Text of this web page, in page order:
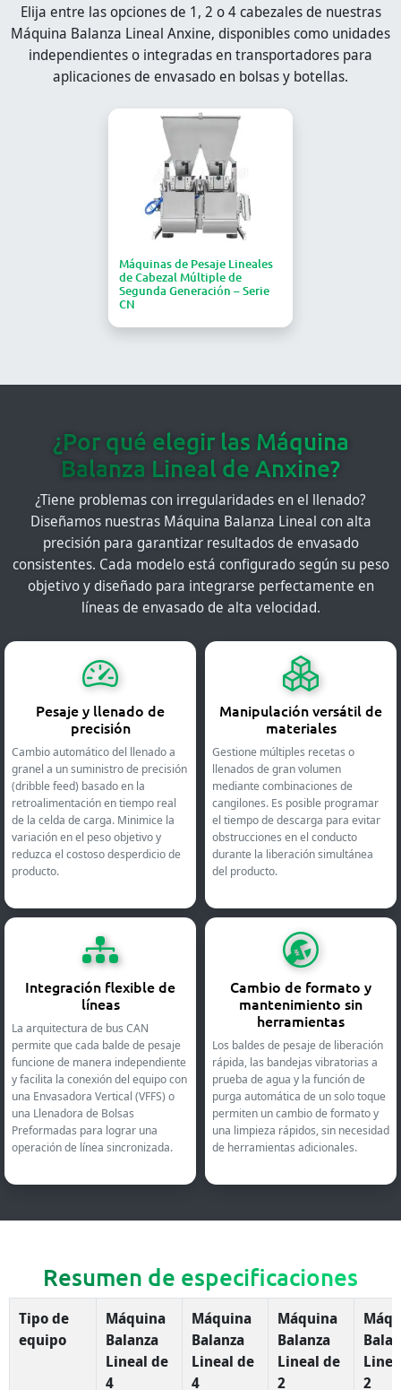
Elija entre las opciones de 1, 2 o 4 cabezales de nuestras
Máquina Balanza Lineal Anxine, disponibles como unidades
independientes o integradas en transportadores para
aplicaciones de envasado en bolsas y botellas.
Máquinas de Pesaje Lineales
de Cabezal Múltiple de
Segunda Generación – Serie
CN
¿Por qué elegir las Máquina
Balanza Lineal de Anxine?
¿Tiene problemas con irregularidades en el llenado?
Diseñamos nuestras Máquina Balanza Lineal con alta
precisión para garantizar resultados de envasado
consistentes. Cada modelo está configurado según su peso
objetivo y diseñado para integrarse perfectamente en
líneas de envasado de alta velocidad.
Pesaje y llenado de
precisión
Cambio automático del llenado a
granel a un suministro de precisión
(dribble feed) basado en la
retroalimentación en tiempo real
de la celda de carga. Minimice la
variación en el peso objetivo y
reduzca el costoso desperdicio de
producto.
Manipulación versátil de
materiales
Gestione múltiples recetas o
llenados de gran volumen
mediante combinaciones de
cangilones. Es posible programar
el tiempo de descarga para evitar
obstrucciones en el conducto
durante la liberación simultánea
del producto.
Integración flexible de
líneas
La arquitectura de bus CAN
permite que cada balde de pesaje
funcione de manera independiente
y facilita la conexión del equipo con
una Envasadora Vertical (VFFS) o
una Llenadora de Bolsas
Preformadas para lograr una
operación de línea sincronizada.
Cambio de formato y
mantenimiento sin
herramientas
Los baldes de pesaje de liberación
rápida, las bandejas vibratorias a
prueba de agua y la función de
purga automática de un solo toque
permiten un cambio de formato y
una limpieza rápidos, sin necesidad
de herramientas adicionales.
Resumen de especificaciones
Tipo de
equipo
Máquina
Balanza
Lineal de
4
Máquina
Balanza
Lineal de
4
Máquina
Balanza
Lineal de
2
2